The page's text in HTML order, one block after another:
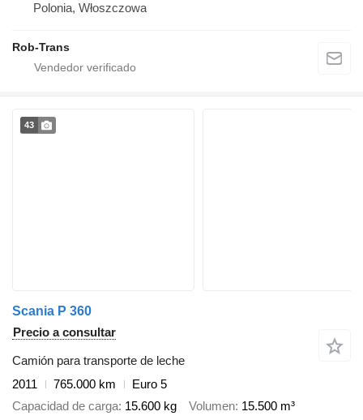
Polonia, Włoszczowa
Rob-Trans
43
Scania P 360
Precio a consultar
Camión para transporte de leche
2011
765.000 km
Euro 5
Capacidad de carga 15.600 kg Volumen 15.500 m³